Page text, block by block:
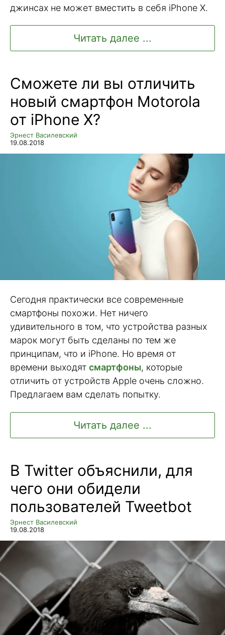
джинсах не может вместить в себя iPhone X.
Читать далее ...
Сможете ли вы отличить
новый смартфон Motorola
от iPhone X?
Эрнест Василевский
19.08.2018
Сегодня практически все современные
смартфоны похожи. Нет ничего
удивительного в том, что устройства разных
марок могут быть сделаны по тем же
принципам, что и iPhone. Но время от
времени выходят смартфоны, которые
отличить от устройств Apple очень сложно.
Предлагаем вам сделать попытку.
Читать далее ...
В Twitter объяснили, для
чего они обидели
пользователей Tweetbot
Эрнест Василевский
19.08.2018